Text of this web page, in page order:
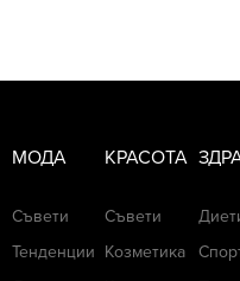
МОДА
Съвети
Тенденции
КРАСОТА
Съвети
Козметика